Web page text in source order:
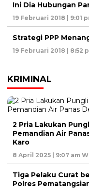
Ini Dia Hubungan
19 Februari 2018 | 9:01
Strategi PPP
19 Februari 2018 | 8:52
KRIMINAL
2 Pria Lakukan
Pemandian Air
Karo
8 April 2025 | 9:07 am
Tiga Pelaku Curat
Polres